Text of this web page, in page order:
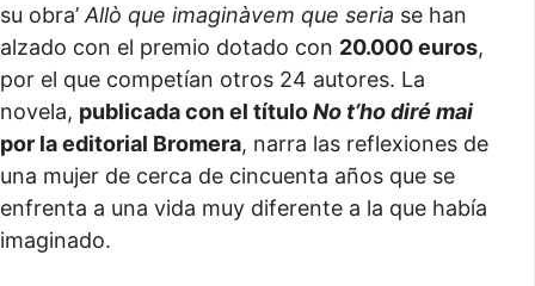
su obra’ Allò que imaginàvem que seria se han
alzado con el premio dotado con 20.000 euros,
por el que competían otros 24 autores. La
novela, publicada con el títuloNo t’ho diré mai
por la editorial Bromera, narra las reflexiones de
una mujer de cerca de cincuenta años que se
enfrenta a una vida muy diferente a la que había
imaginado.